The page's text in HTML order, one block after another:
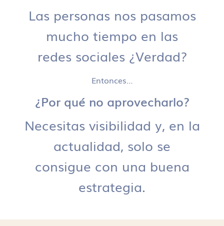
Las personas nos pasamos
mucho tiempo en las
redes sociales ¿Verdad?
Entonces…
¿Por qué no aprovecharlo?
Necesitas visibilidad y, en la
actualidad, solo se
consigue con una buena
estrategia.